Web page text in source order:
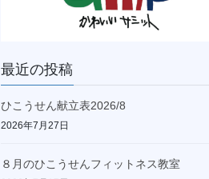
最近の投稿
ひこうせん献立表2026/8
2026年7月27日
８月のひこうせんフィットネス教室